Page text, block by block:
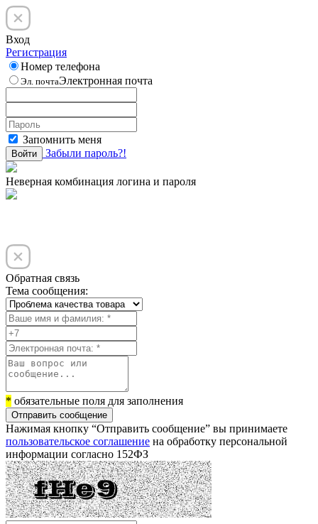
Вход
Регистрация
Номер телефона
Эл. почтаЭлектронная почта
Запомнить меня
Войти Забыли пароль?!
Неверная комбинация логина и пароля
Обратная связь
Тема сообщения:
* обязательные поля для заполнения
Отправить сообщение
Нажимая кнопку “Отправить сообщение” вы принимаете
пользовательское соглашение на обработку персональной
информации согласно 152ФЗ